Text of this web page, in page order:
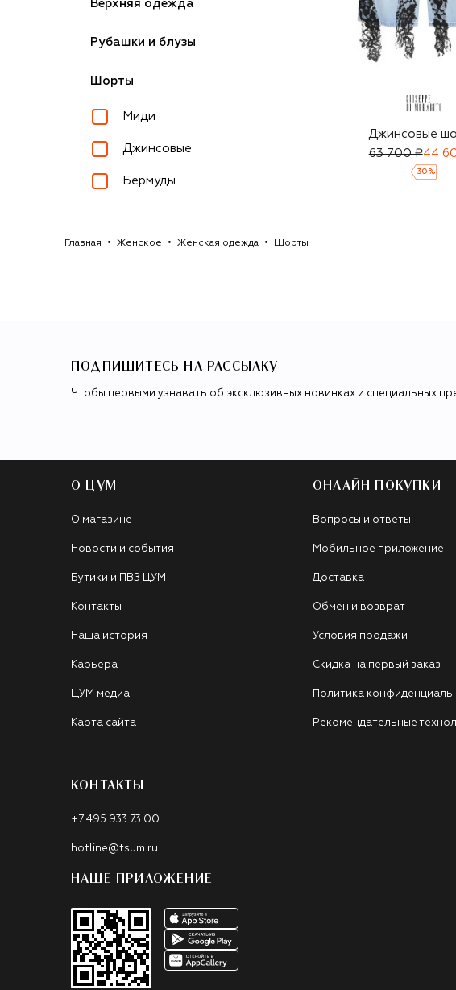
Верхняя одежда
Рубашки и блузы
Шорты
Миди
Джинсовые
Бермуды
Джинсовые
63 700 ₽44
-30 %
Главная Женское Женская одежда Шорты
ПОДПИШИТЕСЬ НА РАССЫЛКУ
Чтобы первыми узнавать об эксклюзивных новинках и специальных
О ЦУМ
О магазине
Новости и события
Бутики и ПВЗ ЦУМ
Контакты
Наша история
Карьера
ЦУМ медиа
Карта сайта
ОНЛАЙН ПОКУПКИ
Вопросы и ответы
Мобильное приложение
Доставка
Обмен и возврат
Условия продажи
Скидка на первый заказ
Политика
Рекомендательные
КОНТАКТЫ
+7 495 933 73 00
hotline@tsum.ru
НАШЕ ПРИЛОЖЕНИЕ